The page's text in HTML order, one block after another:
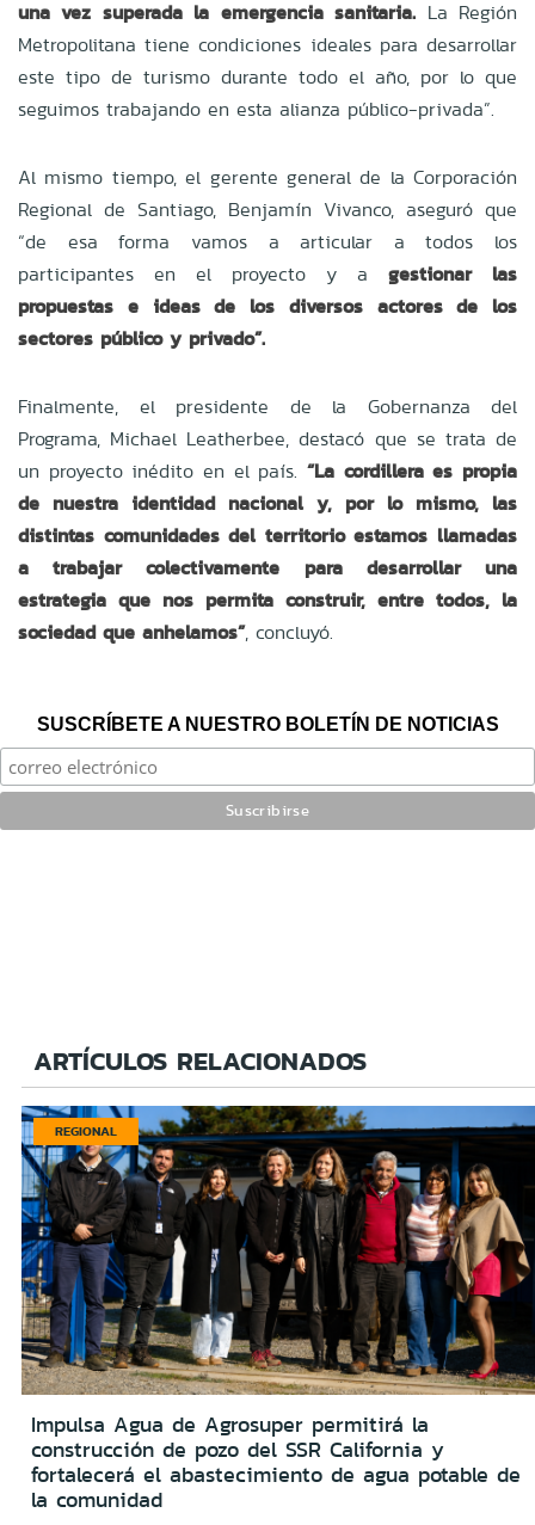
una vez superada la emergencia sanitaria. La Región
Metropolitana tiene condiciones ideales para desarrollar
este tipo de turismo durante todo el año, por lo que
seguimos trabajando en esta alianza público-privada”.
Al mismo tiempo, el gerente general de la Corporación
Regional de Santiago, Benjamín Vivanco, aseguró que
“de esa forma vamos a articular a todos los
participantes en el proyecto y a gestionar las
propuestas e ideas de los diversos actores de los
sectores público y privado”.
Finalmente, el presidente de la Gobernanza del
Programa, Michael Leatherbee, destacó que se trata de
un proyecto inédito en el país. “La cordillera es propia
de nuestra identidad nacional y, por lo mismo, las
distintas comunidades del territorio estamos llamadas
a trabajar colectivamente para desarrollar una
estrategia que nos permita construir, entre todos, la
sociedad que anhelamos”, concluyó.
SUSCRÍBETE A NUESTRO BOLETÍN DE NOTICIAS
ARTÍCULOS RELACIONADOS
REGIONAL
Impulsa Agua de Agrosuper permitirá la
construcción de pozo del SSR California y
fortalecerá el abastecimiento de agua potable de
la comunidad